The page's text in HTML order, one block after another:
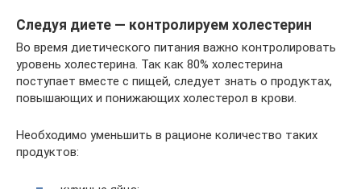
Следуя диете — контролируем холестерин
Во время диетического питания важно контролировать
уровень холестерина. Так как 80% холестерина
поступает вместе с пищей, следует знать о продуктах,
повышающих и понижающих холестерол в крови.
Необходимо уменьшить в рационе количество таких
продуктов: